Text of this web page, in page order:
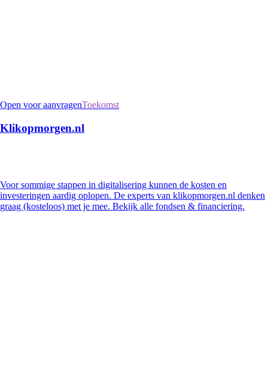
Open voor aanvragenToekomst
Klikopmorgen.nl
Voor sommige stappen in digitalisering kunnen de kosten en
investeringen aardig oplopen. De experts van klikopmorgen.nl denken
graag (kosteloos) met je mee. Bekijk alle fondsen & financiering.